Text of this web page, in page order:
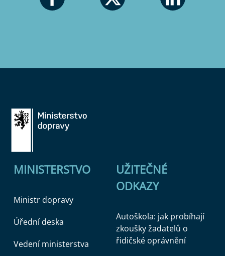
MINISTERSTVO
Ministr dopravy
Úřední deska
Vedení ministerstva
UŽITEČNÉ
ODKAZY
Autoškola: jak probíhají
zkoušky žadatelů o
řidičské oprávnění